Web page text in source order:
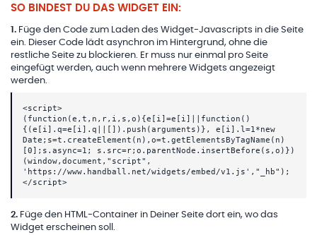
SO BINDEST DU DAS WIDGET EIN:
1 . Füge den Code zum Laden des Widget-Javascripts in die Seite
ein. Dieser Code lädt asynchron im Hintergrund, ohne die
restliche Seite zu blockieren. Er muss nur einmal pro Seite
eingefügt werden, auch wenn mehrere Widgets angezeigt
werden.
<script>
(function(e,t,n,r,i,s,o){e[i]=e[i]||function()
{(e[i].q=e[i].q||[]).push(arguments)}, e[i].l=1*new
Date;s=t.createElement(n),o=t.getElementsByTagName(n)
[0];s.async=1; s.src=r;o.parentNode.insertBefore(s,o)})
(window,document,"script",
'https://www.handball.net/widgets/embed/v1.js',"_hb");
</script>
2. Füge den HTML-Container in Deiner Seite dort ein, wo das
Widget erscheinen soll.